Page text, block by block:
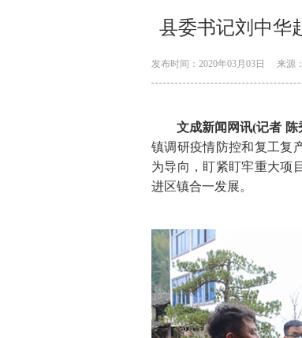
县委书记刘中华
发布时间：2020年03月03日 来源
文成新闻网讯(记者 陈
镇调研疫情防控和复工复
为导向，盯紧盯牢重大项
进区镇合一发展。